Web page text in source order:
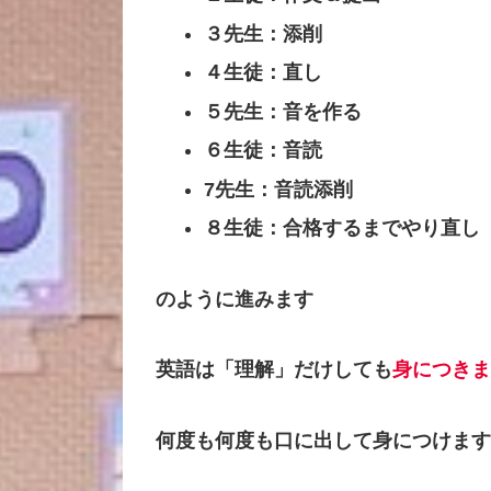
３先生：添削
４生徒：直し
５先生：音を作る
６生徒：音読
7先生：音読添削
８生徒：合格するまでやり直し
のように進みます
英語は「理解」だけしても身につき
何度も何度も口に出して身につけます